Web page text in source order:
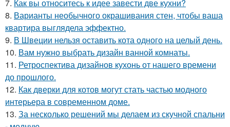
7. Как вы относитесь к идее завести две кухни?
8. Варианты необычного окрашивания стен, чтобы ваша
квартира выглядела эффектно.
9. В Швеции нельзя оставить кота одного на целый день.
10. Вам нужно выбрать дизайн ванной комнаты.
11. Ретроспектива дизайнов кухонь от нашего времени
до прошлого.
12. Как дверки для котов могут стать частью модного
интерьера в современном доме.
13. За несколько решений мы делаем из скучной спальни